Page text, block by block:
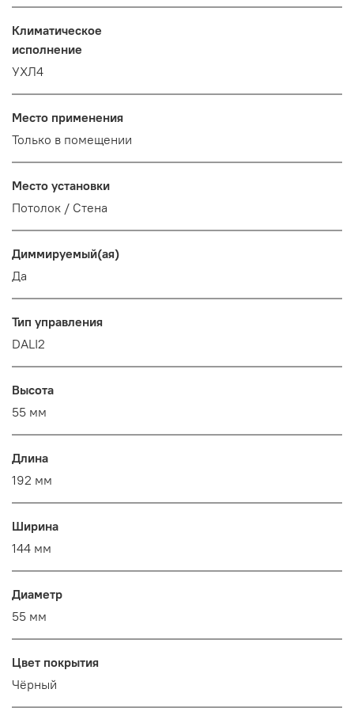
Климатическое
исполнение
УХЛ4
Место применения
Только в помещении
Место установки
Потолок / Cтена
Диммируемый(ая)
Да
Тип управления
DALI2
Высота
55 мм
Длина
192 мм
Ширина
144 мм
Диаметр
55 мм
Цвет покрытия
Чёрный